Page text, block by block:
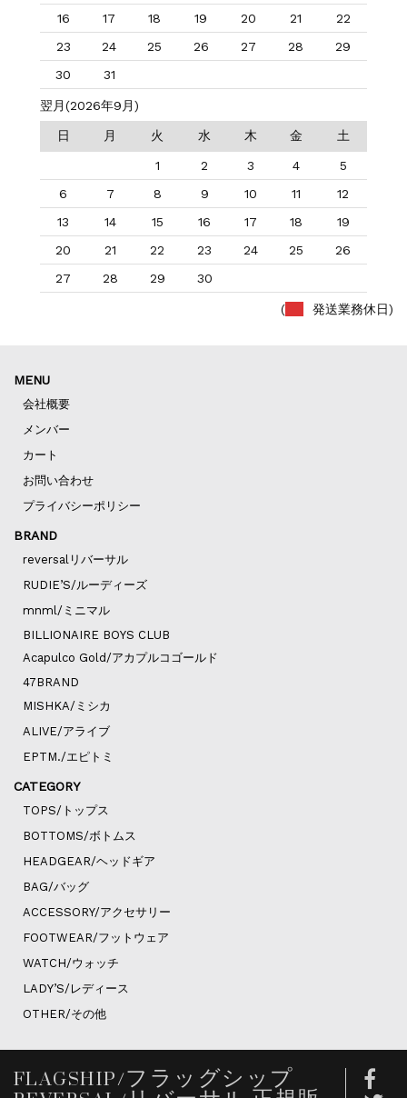
16
17 18 19 20 21
22
23
24 25 26 27 28
29
30
31
翌月(2026年9月)
日 月 火 水 木 金 土
1 2 3 4
5
6
7 8 9 10 11
12
13
14 15 16 17 18
19
20
21 22 23 24 25
26
27
28 29 30
( 発送業務休日)
MENU
会社概要
メンバー
カート
お問い合わせ
プライバシーポリシー
BRAND
reversalリバーサル
RUDIE’S/ルーディーズ
mnml/ミニマル
BILLIONAIRE BOYS CLUB
Acapulco Gold/アカプルコゴールド
47BRAND
MISHKA/ミシカ
ALIVE/アライブ
EPTM./エピトミ
CATEGORY
TOPS/トップス
BOTTOMS/ボトムス
HEADGEAR/ヘッドギア
BAG/バッグ
ACCESSORY/アクセサリー
FOOTWEAR/フットウェア
WATCH/ウォッチ
LADY’S/レディース
OTHER/その他
FLAGSHIP/フラッグシップ